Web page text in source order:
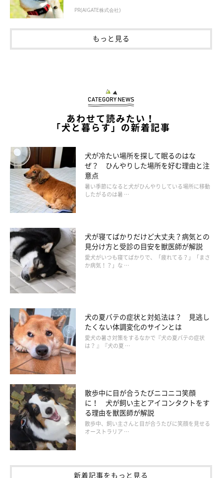
PR(AIGATE株式会社)
もっと見る
あわせて読みたい！
「犬と暮らす」の新着記事
犬が冷たい場所を探して眠るのはな
ぜ？ ひんやりした場所を好む理由と注
意点
暑い季節になると犬がひんやりしている場所に移動
したがるのは暑 …
犬が寝てばかりだけど大丈夫？病気との
見分け方と受診の目安を獣医師が解説
愛犬がいつも寝てばかりで、「疲れてる？」「まさ
か病気！？」な …
犬の夏バテの症状と対処法は？ 見逃し
たくない体調変化のサインとは
愛犬の暑さ対策をするなかで『犬の夏バテの症状
は？ 』『犬の夏 …
散歩中に目が合うたびニコニコ笑顔
に！ 犬が飼い主とアイコンタクトをす
る理由を獣医師が解説
散歩中、飼い主さんと目が合うたびに笑顔を見せる
オーストラリア …
新着記事をもっと見る